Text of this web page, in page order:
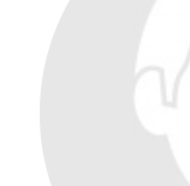
Maksymalna